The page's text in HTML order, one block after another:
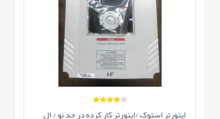
اینورتر استوک /اینورتر کار کرده در حد نو / ال